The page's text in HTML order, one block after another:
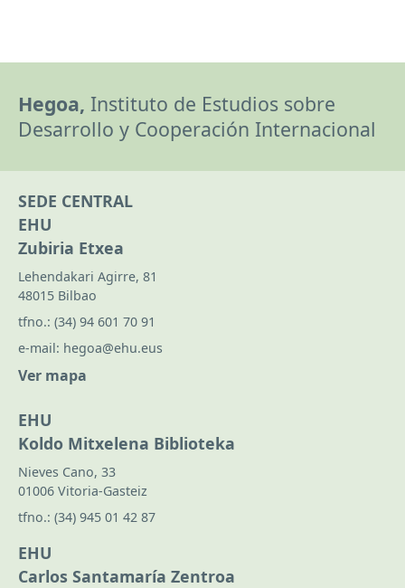
Hegoa, Instituto de Estudios sobre
Desarrollo y Cooperación Internacional
SEDE CENTRAL
EHU
Zubiria Etxea
Lehendakari Agirre, 81
48015 Bilbao
tfno.: (34) 94 601 70 91
e-mail: hegoa@ehu.eus
Ver mapa
EHU
Koldo Mitxelena Biblioteka
Nieves Cano, 33
01006 Vitoria-Gasteiz
tfno.: (34) 945 01 42 87
EHU
Carlos Santamaría Zentroa